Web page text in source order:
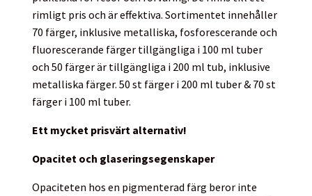
rimligt pris och är effektiva. Sortimentet innehåller
70 färger, inklusive metalliska, fosforescerande och
fluorescerande färger tillgängliga i 100 ml tuber
och 50 färger är tillgängliga i 200 ml tub, inklusive
metalliska färger. 50 st färger i 200 ml tuber & 70 st
färger i 100 ml tuber.
Ett mycket prisvärt alternativ!
Opacitet och glaseringsegenskaper
Opaciteten hos en pigmenterad färg beror inte